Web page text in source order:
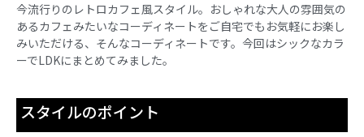
今流行りのレトロカフェ風スタイル。おしゃれな大人の雰囲気の
あるカフェみたいなコーディネートをご自宅でもお気軽にお楽し
みいただける、そんなコーディネートです。今回はシックなカラ
ーでLDKにまとめてみました。
スタイルのポイント